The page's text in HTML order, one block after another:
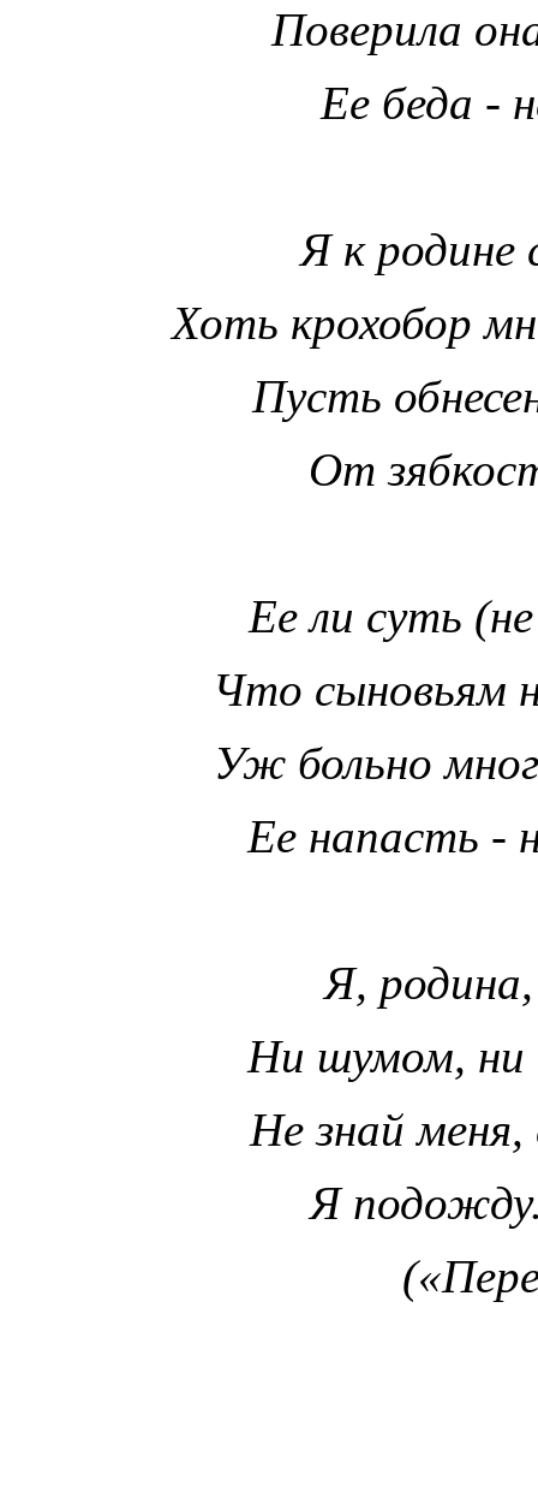
Поверила
Ее беда -
Я к родине
Хоть крохобор
Пусть
От
Ее ли суть
Что сыновьям
Уж больно
Ее напасть -
Я,
Ни шумом, ни
Не знай
Я